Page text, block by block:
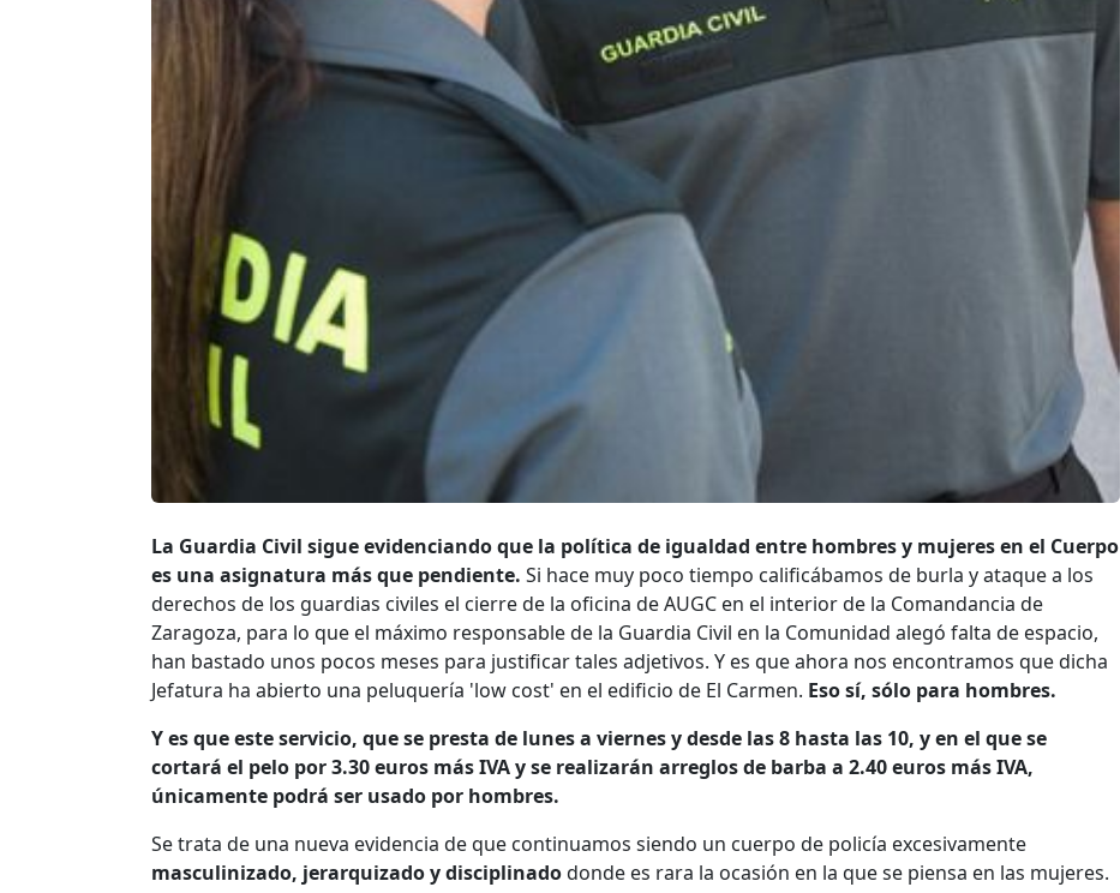
La Guardia Civil sigue evidenciando que la política de igualdad entre hombres y mujeres en el Cuerpo
es una asignatura más que pendiente. Si hace muy poco tiempo calificábamos de burla y ataque a los
derechos de los guardias civiles el cierre de la oficina de AUGC en el interior de la Comandancia de
Zaragoza, para lo que el máximo responsable de la Guardia Civil en la Comunidad alegó falta de espacio,
han bastado unos pocos meses para justificar tales adjetivos. Y es que ahora nos encontramos que dicha
Jefatura ha abierto una peluquería 'low cost' en el edificio de El Carmen. Eso sí, sólo para hombres.
Y es que este servicio, que se presta de lunes a viernes y desde las 8 hasta las 10, y en el que se
cortará el pelo por 3.30 euros más IVA y se realizarán arreglos de barba a 2.40 euros más IVA,
únicamente podrá ser usado por hombres.
Se trata de una nueva evidencia de que continuamos siendo un cuerpo de policía excesivamente
masculinizado, jerarquizado y disciplinadodonde es rara la ocasión en la que se piensa en las mujeres.